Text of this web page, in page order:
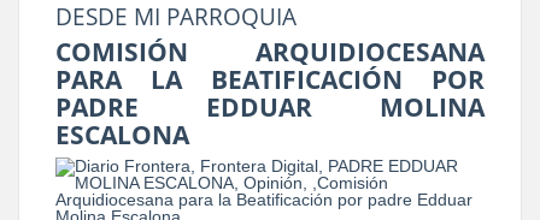
DESDE MI PARROQUIA
COMISIÓN ARQUIDIOCESANA
PARA LA BEATIFICACIÓN POR
PADRE EDDUAR MOLINA
ESCALONA